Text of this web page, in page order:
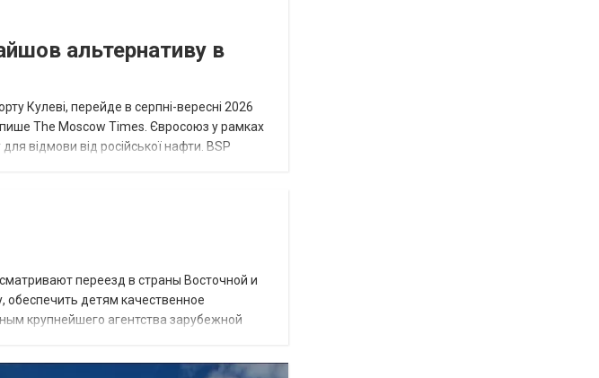
альтернативу в
Кулеві, перейде в серпні-вересні 2026
пише The Moscow Times. Євросоюз у рамках
відмови від російської нафти. BSP
переезд в страны Восточной и
обеспечить детям качественное
крупнейшего агентства зарубежной